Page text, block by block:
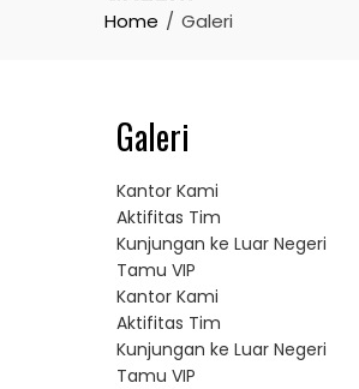
Home Galeri
Galeri
Kantor Kami
Aktifitas Tim
Kunjungan ke Luar Negeri
Tamu VIP
Kantor Kami
Aktifitas Tim
Kunjungan ke Luar Negeri
Tamu VIP